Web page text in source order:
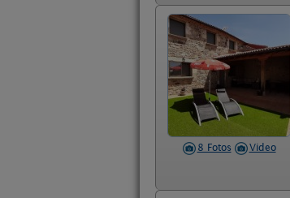
8 Fotos Video